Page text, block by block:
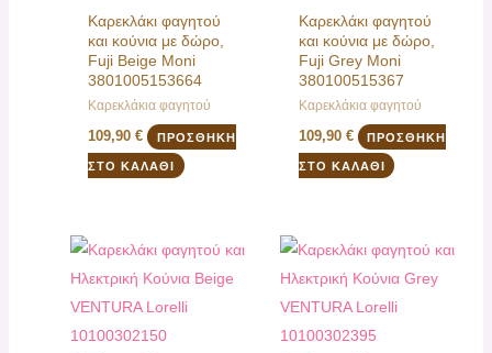
Καρεκλάκι φαγητού
και κούνια με δώρο,
Fuji Beige Moni
3801005153664
Καρεκλάκια φαγητού
109,90€ ΠΡΟΣΘΉΚΗ
ΣΤΟ ΚΑΛΆΘΙ
Καρεκλάκι φαγητού
και κούνια με δώρο,
Fuji Grey Moni
380100515367
Καρεκλάκια φαγητού
109,90 € ΠΡΟΣΘΉΚΗ
ΣΤΟ ΚΑΛΆΘΙ